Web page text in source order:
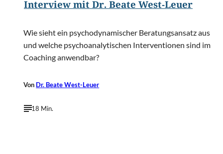
Interview mit Dr. Beate West-Leuer
Wie sieht ein psychodynamischer Beratungsansatz aus
und welche psychoanalytischen Interventionen sind im
Coaching anwendbar?
Von Dr. Beate West-Leuer
18 Min.